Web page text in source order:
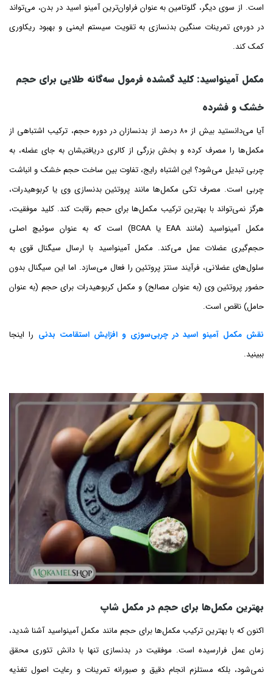
است. از سوی دیگر، گلوتامین به عنوان فراوان‌ترین آمینو اسید در بدن، می‌تواند
در دوره‌ی تمرینات سنگین بدنسازی به تقویت سیستم ایمنی و بهبود ریکاوری
کمک کند.
مکمل آمینواسید: کلید گمشده فرمول سه‌گانه طلایی برای حجم
خشک و فشرده
آیا می‌دانستید بیش از ۸۰ درصد از بدنسازان در دوره حجم، ترکیب اشتباهی از
مکمل‌ها را مصرف کرده و بخش بزرگی از کالری دریافتیشان به جای عضله، به
چربی تبدیل می‌شود؟ این اشتباه رایج، تفاوت بین ساخت حجم خشک و انباشت
چربی است. مصرف تکی مکمل‌ها مانند پروتئین بدنسازی وی یا کربوهیدرات،
هرگز نمی‌تواند با بهترین ترکیب مکمل‌ها برای حجم رقابت کند. کلید موفقیت،
مکمل آمینواسید (مانند EAA یا BCAA) است که به عنوان سوئیچ اصلی
حجم‌گیری عضلات عمل می‌کند. مکمل آمینواسید با ارسال سیگنال قوی به
سلول‌های عضلانی، فرآیند سنتز پروتئین را فعال می‌سازد. اما این سیگنال بدون
حضور پروتئین وی (به عنوان مصالح) و مکمل کربوهیدرات برای حجم (به عنوان
حامل) ناقص است.
نقش مکمل آمینو اسید در چربی‌سوزی و افزایش استقامت بدنی را اینجا
ببینید.
بهترین مکمل‌ها برای حجم در مکمل شاپ
اکنون که با بهترین ترکیب مکمل‌ها برای حجم مانند مکمل آمینواسید آشنا شدید،
زمان عمل فرارسیده است. موفقیت در بدنسازی تنها با دانش تئوری محقق
نمی‌شود، بلکه مستلزم انجام دقیق و صبورانه تمرینات و رعایت اصول تغذیه